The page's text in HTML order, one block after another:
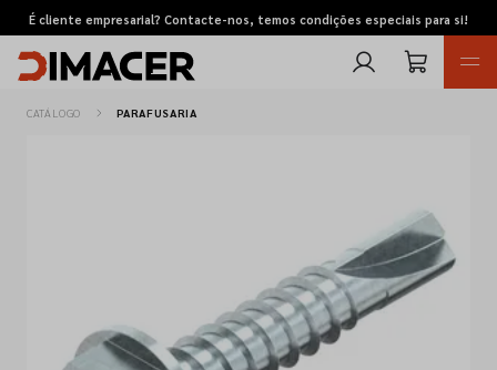
É cliente empresarial? Contacte-nos, temos condições especiais para si!
Pedidos de cotação
CATÁLOGO PARAFUSARIA